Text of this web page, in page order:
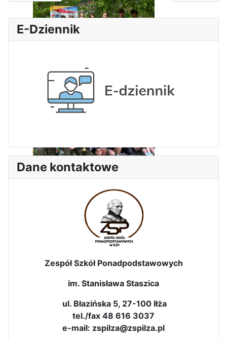
Dni Leśmianowskie 2026
I Olimpiada Klas Mundurowych
E-Dziennik
Dane kontaktowe
Zespół Szkół Ponadpodstawowych
im. Stanisława Staszica
ul. Błazińska 5, 27-100 Iłża
tel./fax 48 616 3037
e-mail: zspilza@zspilza.pl